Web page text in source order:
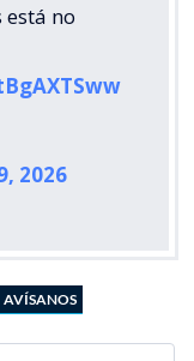
no
2026
AVÍSANOS